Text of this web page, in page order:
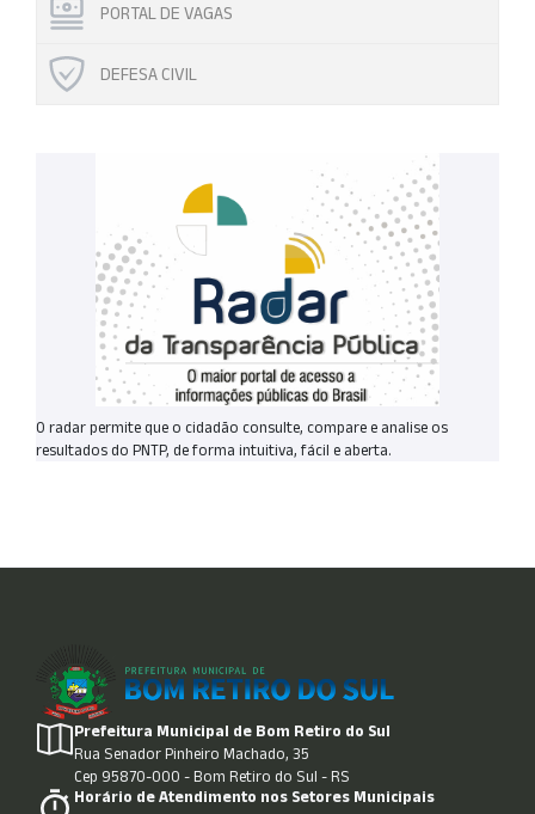
PORTAL DE VAGAS
DEFESA CIVIL
O radar permite que o cidadão consulte, compare e analise os
resultados do PNTP, de forma intuitiva, fácil e aberta.
Prefeitura Municipal de Bom Retiro do Sul
Rua Senador Pinheiro Machado, 35
Cep 95870-000 - Bom Retiro do Sul - RS
Horário de Atendimento nos Setores Municipais